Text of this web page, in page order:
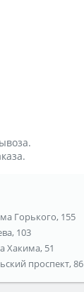
Горького, 155
103
Хакима, 51
проспект, 86